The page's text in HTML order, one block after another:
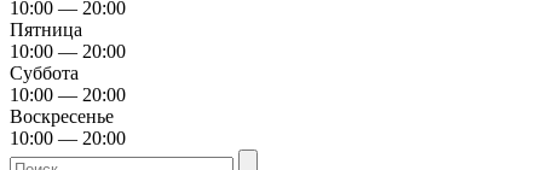
10:00 — 20:00
Пятница
10:00 — 20:00
Суббота
10:00 — 20:00
Воскресенье
10:00 — 20:00